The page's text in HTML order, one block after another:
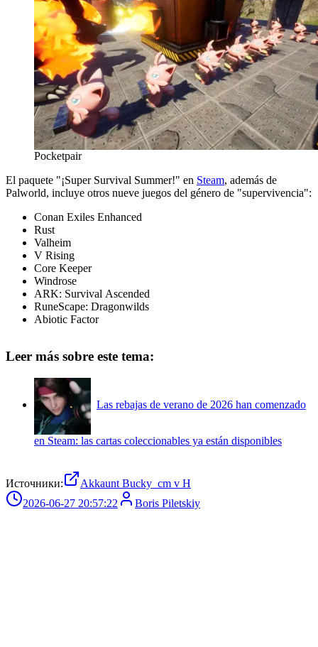
Pocketpair
El paquete "¡Super Survival Summer!" en Steam, además de
Palworld, incluye otros nueve juegos del género de "supervivencia":
Conan Exiles Enhanced
Rust
Valheim
V Rising
Core Keeper
Windrose
ARK: Survival Ascended
RuneScape: Dragonwilds
Abiotic Factor
Leer más sobre este tema:
Las rebajas de verano de 2026 han comenzado
en Steam: las cartas coleccionables ya están disponibles
Источники:
Akkaunt Bucky_cm v H
2026-06-27 20:57:22
Boris Piletskiy